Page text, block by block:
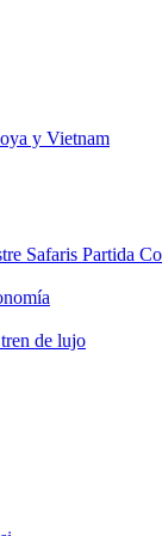
y Vietnam
Safaris Partida
de lujo